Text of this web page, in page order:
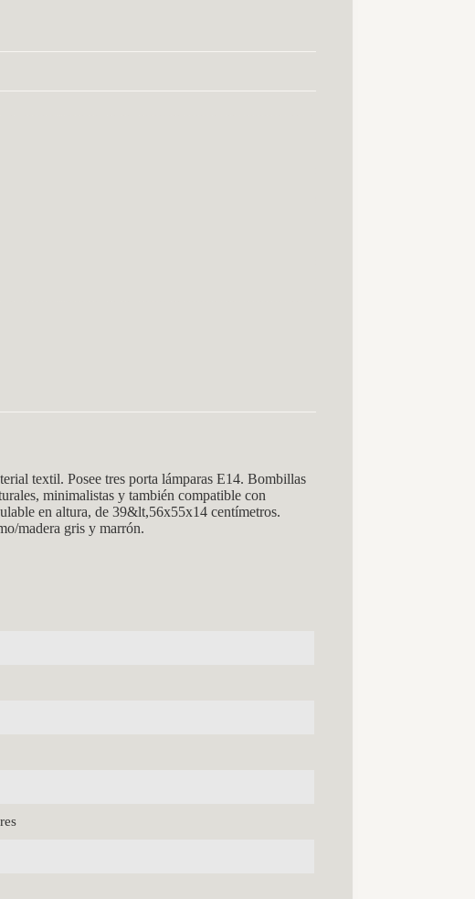
textil. Posee tres porta lámparas E14. Bombillas
minimalistas y también compatible con
en altura, de 39&lt,56x55x14 centímetros.
madera gris y marrón.